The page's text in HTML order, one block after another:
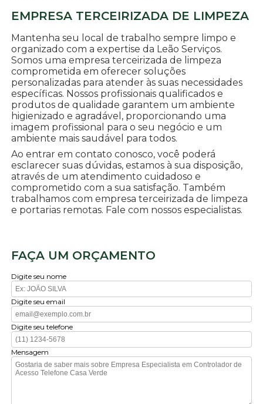
EMPRESA TERCEIRIZADA DE LIMPEZA
Mantenha seu local de trabalho sempre limpo e
organizado com a expertise da Leão Serviços.
Somos uma empresa terceirizada de limpeza
comprometida em oferecer soluções
personalizadas para atender às suas necessidades
específicas. Nossos profissionais qualificados e
produtos de qualidade garantem um ambiente
higienizado e agradável, proporcionando uma
imagem profissional para o seu negócio e um
ambiente mais saudável para todos.
Ao entrar em contato conosco, você poderá
esclarecer suas dúvidas, estamos à sua disposição,
através de um atendimento cuidadoso e
comprometido com a sua satisfação. Também
trabalhamos com empresa terceirizada de limpeza
e portarias remotas. Fale com nossos especialistas.
FAÇA UM ORÇAMENTO
Digite seu nome
Digite seu email
Digite seu telefone
Mensagem